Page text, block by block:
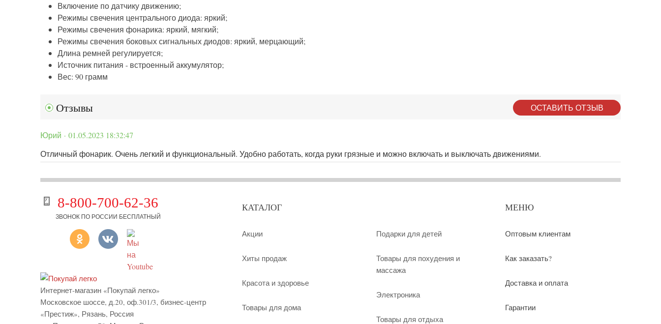
Включение по датчику движению;
Режимы свечения центрального диода: яркий;
Режимы свечения фонарика: яркий, мягкий;
Режимы свечения боковых сигнальных диодов: яркий, мерцающий;
Длина ремней регулируется;
Источник питания - встроенный аккумулятор;
Вес: 90 грамм
Отзывы ОСТАВИТЬ ОТЗЫВ
Юрий · 01.05.2023 18:32:47
Отличный фонарик. Очень легкий и функциональный. Удобно работать, когда руки грязные и можно включать и выключать движениями.
8-800-700-62-36
ЗВОНОК ПО РОССИИ БЕСПЛАТНЫЙ
Интернет-магазин «Покупай легко»
Московское шоссе, д.20, оф.301/3, бизнес-центр
«Престиж», Рязань, Россия
КАТАЛОГ
Акции
Хиты продаж
Красота и здоровье
Товары для дома
Подарки для детей
Товары для похудения и
массажа
Электроника
Товары для отдыха
МЕНЮ
Оптовым клиентам
Как заказать?
Доставка и оплата
Гарантии